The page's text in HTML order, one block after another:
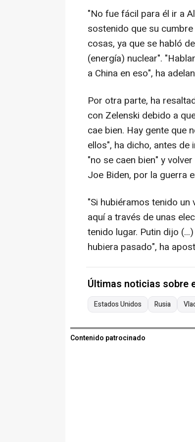
"No fue fácil para él ir a
sostenido que su
cosas, ya que se habló
(energía) nuclear".
a China en eso", ha
Por otra parte, ha
con Zelenski debido a
cae bien. Hay gente que
ellos", ha dicho, antes
"no se caen bien" y
Joe Biden, por la guerra
"Si hubiéramos tenido
aquí a través de unas
tenido lugar. Putin dijo
hubiera pasado", ha
Últimas noticias sobre
Estados Unidos Rusia
Contenido patrocinado